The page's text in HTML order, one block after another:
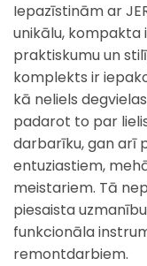
Iepazīstinām ar
unikālu, kompakta
praktiskumu un
komplekts ir
kā neliels
padarot to par
darbarīku, gan arī
entuziastiem,
meistariem. Tā
piesaista
funkcionāla
remontdarbiem.